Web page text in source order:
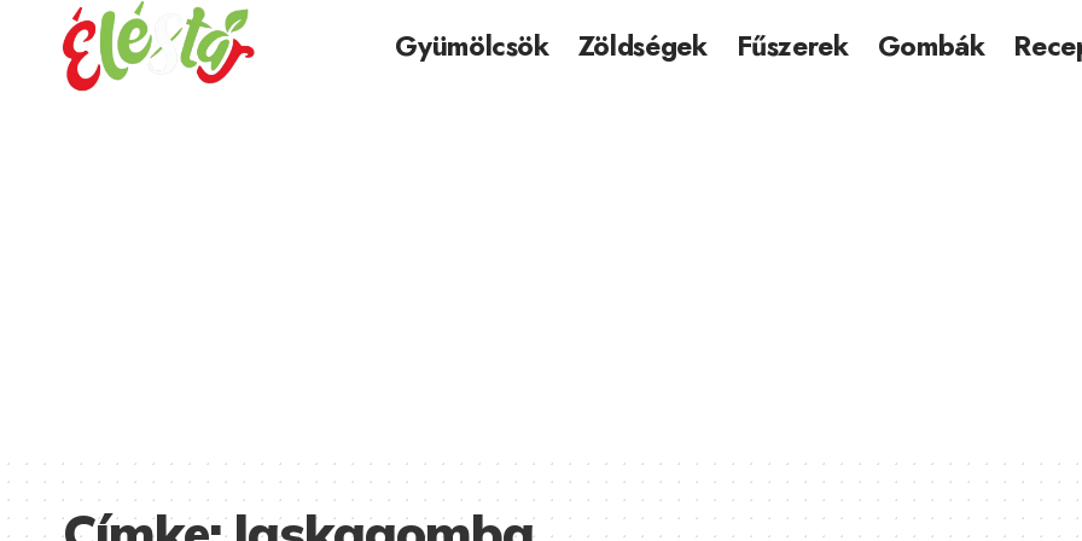
Gyümölcsök Zöldségek Fűszerek Gombák